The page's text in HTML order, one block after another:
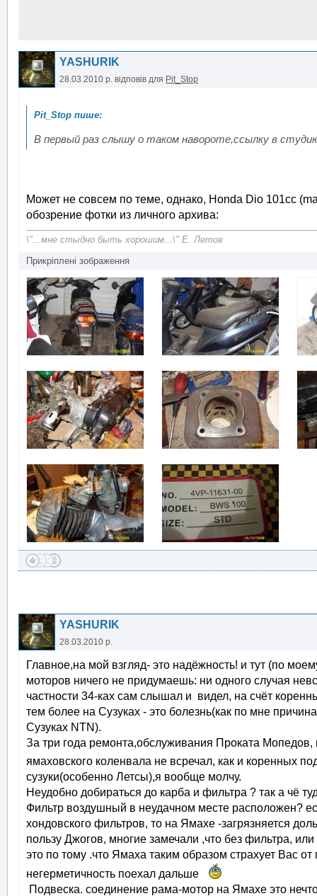
YASHURIK
28.03.2010 р. відповів для Pit_Stop
В первый раз слышу о таком навороте,ссылку в
Может не совсем по теме, однако, Honda Dio 101cc
обозрение фотки из личного архива:
\"...мне стыдно быть хорошим...\" Е. Летов
Прикріплені зображення
YASHURIK
28.03.2010 р.
Главное,на мой взгляд- это надёжность! и тут (по
моторов ничего не придумаешь: ни одного случая
частности 34-ках сам слышал и видел, на счёт
тем более на Сузуках - это болезнь(как по мне
Сузуках NTN).
За три года ремонта,обслуживания Проката
ямаховского коленвала не всречал, как и коренных
сузуки(особенно Летсы),я вообще молчу.
Неудобно добираться до карба и фильтра ? так а чё
Фильтр воздушный в неудачном месте расположен?
хондовского фильтров, то на Ямахе -загрязняется
пользу Джогов, многие замечали ,что без фильтра,
это по тому .что Ямаха таким образом страхует Вас
негерметичность поехал дальше
Подвеска. соединение рама-мотор на Ямахе это